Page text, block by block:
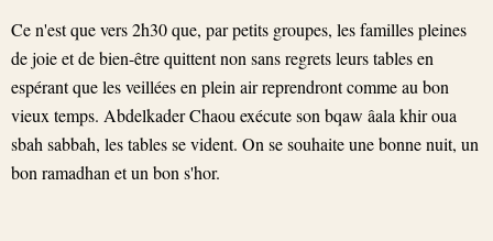
Ce n'est que vers 2h30 que, par petits groupes, les familles pleines
de joie et de bien-être quittent non sans regrets leurs tables en
espérant que les veillées en plein air reprendront comme au bon
vieux temps. Abdelkader Chaou exécute son bqaw âala khir oua
sbah sabbah, les tables se vident. On se souhaite une bonne nuit, un
bon ramadhan et un bon s'hor.